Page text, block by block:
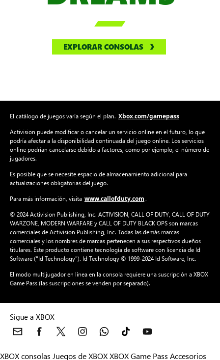

El catálogo de juegos varía según el plan.Xbox.com/gamepass
Activision puede modificar o cancelar un servicio online en el futuro, lo que
online podrían cancelarse debido a factores, como por ejemplo, el número de
jugadores.
Es posible que se necesite espacio de almacenamiento adicional para
Para más información, visitawww.callofduty.com
© 2024 Activision Publishing, Inc. ACTIVISION, CALL OF DUTY, CALL OF DUTY
comerciales de Activision Publishing, Inc. Todas las demás marcas
comerciales y los nombres de marcas pertenecen a sus respectivos dueños
titulares. Este producto contiene tecnología de software con licencia de Id
Software ("Id Technology"). Id Technology © 1999-2024 Id Software, Inc.
El modo multijugador en línea en la consola requiere una suscripción a XBOX
Sigue a XBOX
para XBOXNoticias de XBOXSoporte técnico de XBOX